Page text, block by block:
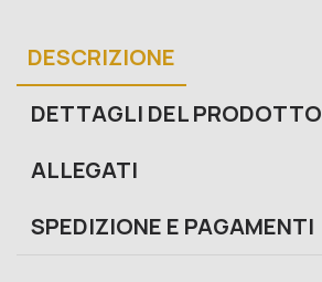
DESCRIZIONE
DETTAGLI DEL PRODOTTO
ALLEGATI
SPEDIZIONE E PAGAMENTI